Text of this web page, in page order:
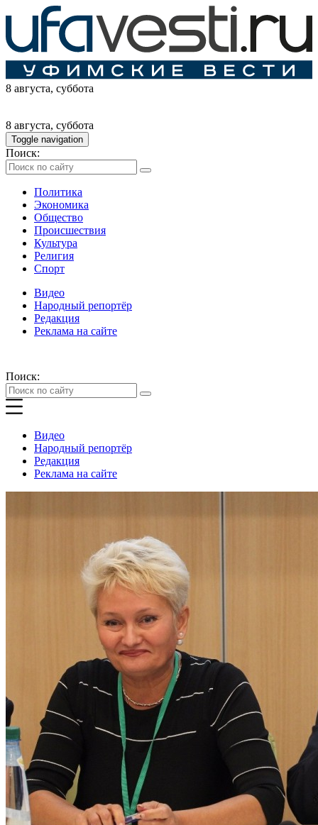
8 августа, суббота
8 августа, суббота
Toggle navigation
Поиск:
Политика
Экономика
Общество
Происшествия
Культура
Религия
Спорт
Видео
Народный репортёр
Редакция
Реклама на сайте
Поиск:
Видео
Народный репортёр
Редакция
Реклама на сайте